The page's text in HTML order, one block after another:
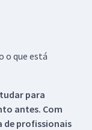
o que está
para
antes. Com
de profissionais